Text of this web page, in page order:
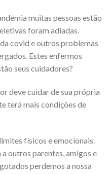
muitas pessoas estão
foram adiadas.
covid e outros problemas
Estes enfermos
seus cuidadores?
deve cuidar de sua própria
terá mais condições de
físicos e emocionais.
outros parentes, amigos e
perdemos a nossa